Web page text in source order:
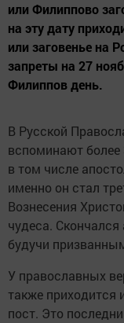
или Филиппово
на эту дату
или заговенье на
запреты на 27
Филиппов день.
В Русской
вспоминают
в том числе
именно он стал
Вознесения
чудеса. Скончался
будучи
У православных
также приходится
пост. Это